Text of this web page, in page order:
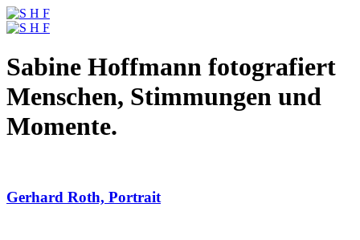
Sabine Hoffmann fotografiert
Menschen, Stimmungen und
Momente.
Gerhard Roth, Portrait